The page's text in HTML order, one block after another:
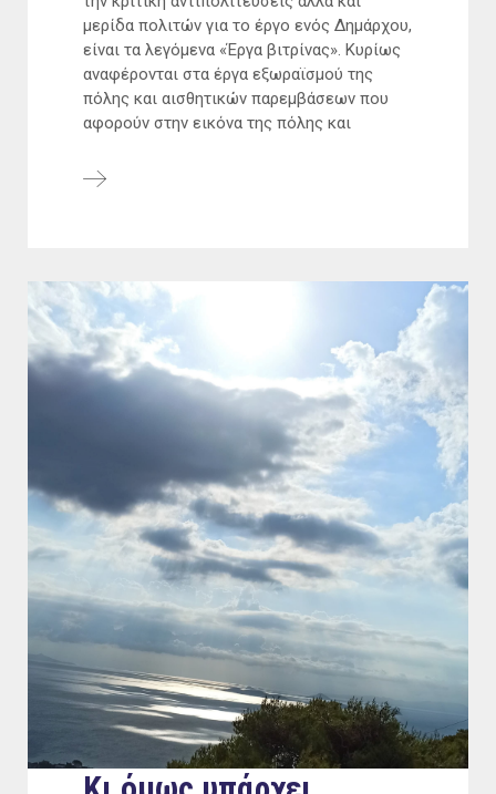
μερίδα πολιτών για το έργο ενός Δημάρχου,
είναι τα λεγόμενα «Έργα βιτρίνας». Κυρίως
αναφέρονται στα έργα εξωραϊσμού της
πόλης και αισθητικών παρεμβάσεων που
αφορούν στην εικόνα της πόλης και